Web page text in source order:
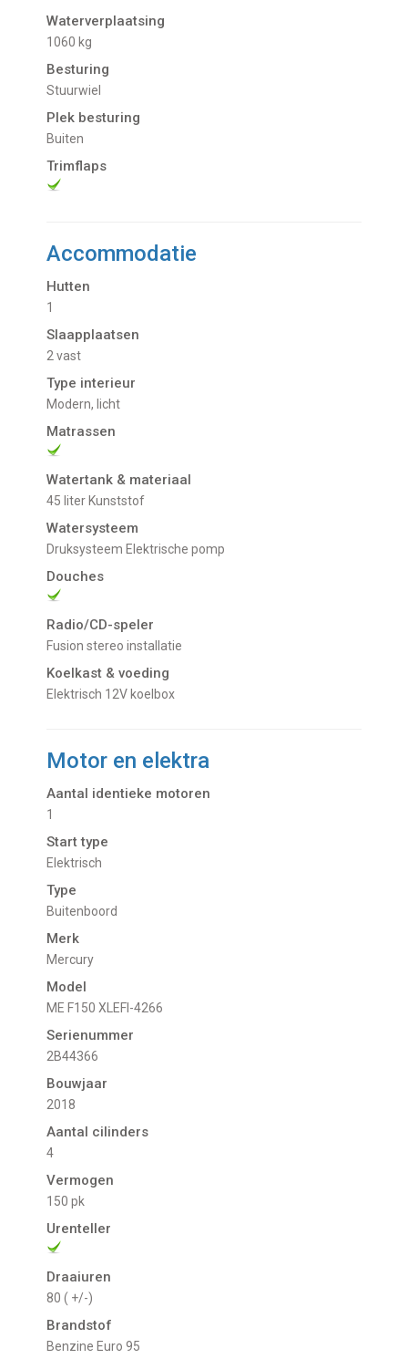
Waterverplaatsing
1060 kg
Besturing
Stuurwiel
Plek besturing
buiten
Trimflaps
Accommodatie
Hutten
1
Slaapplaatsen
2 vast
Type interieur
Modern, licht
Matrassen
Watertank & materiaal
45 liter Kunststof
Watersysteem
Druksysteem Elektrische pomp
Douches
Radio/CD-speler
Fusion stereo installatie
Koelkast & voeding
Elektrisch 12V koelbox
Motor en elektra
Aantal identieke motoren
1
Start type
Elektrisch
Type
Buitenboord
Merk
Mercury
Model
ME F150 XLEFI-4266
Serienummer
2B44366
Bouwjaar
2018
Aantal cilinders
4
Vermogen
150 pk
Urenteller
Draaiuren
80 ( +/-)
Brandstof
Benzine Euro 95